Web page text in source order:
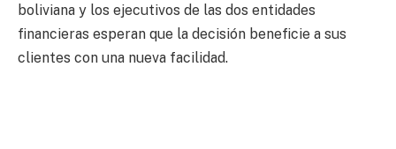
boliviana y los ejecutivos de las dos entidades
financieras esperan que la decisión beneficie a sus
clientes con una nueva facilidad.